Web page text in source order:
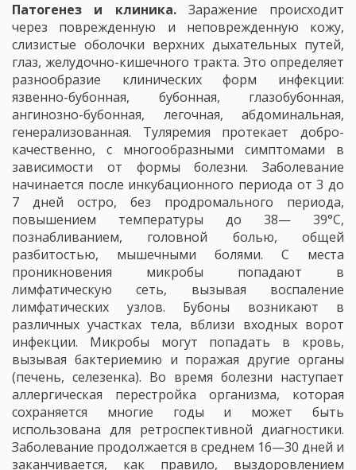
Патогенез и клиника.Заражение происходит
через поврежденную и неповрежденную кожу,
слизистые оболочки верхних дыхательных путей,
глаз, желудочно-кишечного тракта. Это определяет
разнообразие клинических форм инфекции:
язвенно-бубонная, бубонная, глазобубонная,
ангинозно-бубонная, легочная, абдоминальная,
генерализованная. Туляремия протекает добро-
качественно, с многообразными симптомами в
зависимости от формы болезни. Заболевание
начинается после инкубационного периода от 3 до
7 дней остро, без продромального периода,
повышением температуры до 38— 39°С,
познабливанием, головной болью, общей
разбитостью, мышечными болями. С места
проникновения микробы попадают в
лимфатическую сеть, вызывая воспаление
лимфатических узлов. Бубоны возникают в
различных участках тела, вблизи входных ворот
инфекции. Микробы могут попадать в кровь,
вызывая бактериемию и поражая другие органы
(печень, селезенка). Во время болезни наступает
аллергическая перестройка организма, которая
сохраняется многие годы и может быть
использована для ретроспективной диагностики.
Заболевание продолжается в среднем 16—30 дней и
заканчивается, как правило, выздоровлением